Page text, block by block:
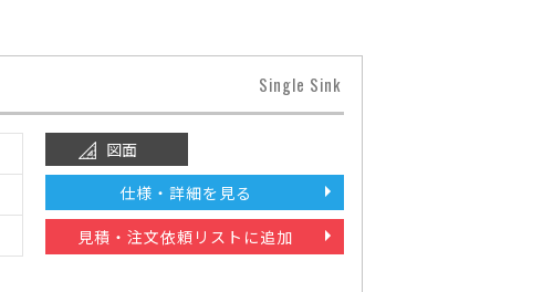
Single Sink
図面
仕様・詳細を見る
見積・注文依頼リストに追加